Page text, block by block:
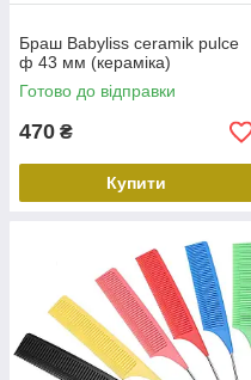
Браш Babyliss ceramik pulce
ф 43 мм (кераміка)
Готово до відправки
470 ₴
Купити